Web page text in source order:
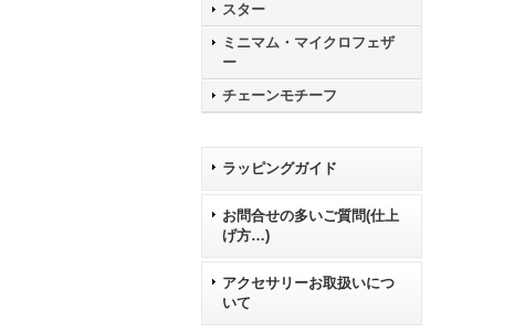
スター
ミニマム・マイクロフェザ
ー
チェーンモチーフ
ラッピングガイド
お問合せの多いご質問(仕上
げ方…)
アクセサリーお取扱いにつ
いて